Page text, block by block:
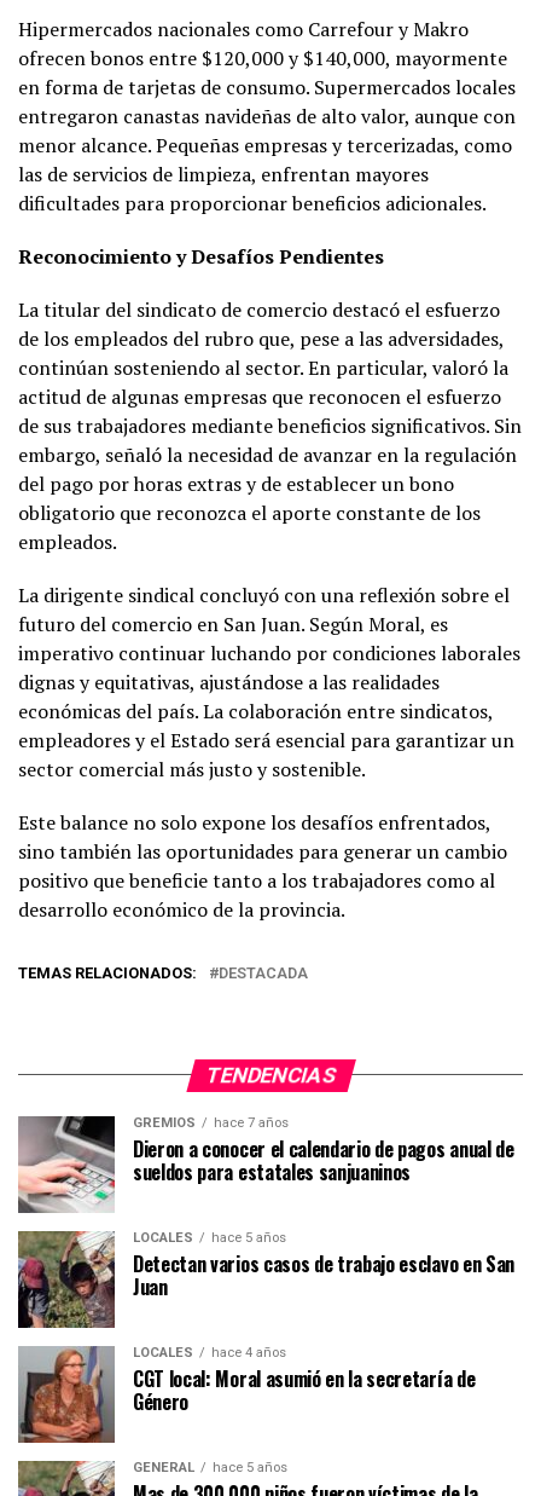
Hipermercados nacionales como Carrefour y Makro
ofrecen bonos entre $120,000 y $140,000, mayormente
en forma de tarjetas de consumo. Supermercados locales
entregaron canastas navideñas de alto valor, aunque con
menor alcance. Pequeñas empresas y tercerizadas, como
las de servicios de limpieza, enfrentan mayores
dificultades para proporcionar beneficios adicionales.
Reconocimiento y Desafíos Pendientes
La titular del sindicato de comercio destacó el esfuerzo
de los empleados del rubro que, pese a las adversidades,
continúan sosteniendo al sector. En particular, valoró la
actitud de algunas empresas que reconocen el esfuerzo
de sus trabajadores mediante beneficios significativos. Sin
embargo, señaló la necesidad de avanzar en la regulación
del pago por horas extras y de establecer un bono
obligatorio que reconozca el aporte constante de los
empleados.
La dirigente sindical concluyó con una reflexión sobre el
futuro del comercio en San Juan. Según Moral, es
imperativo continuar luchando por condiciones laborales
dignas y equitativas, ajustándose a las realidades
económicas del país. La colaboración entre sindicatos,
empleadores y el Estado será esencial para garantizar un
sector comercial más justo y sostenible.
Este balance no solo expone los desafíos enfrentados,
sino también las oportunidades para generar un cambio
positivo que beneficie tanto a los trabajadores como al
desarrollo económico de la provincia.
TEMAS RELACIONADOS: DESTACADA
TENDENCIAS
GREMIOS hace 7 años
Dieron a conocer el calendario de pagos anual de
sueldos para estatales sanjuaninos
LOCALES hace 5 años
Detectan varios casos de trabajo esclavo en San
Juan
LOCALES hace 4 años
CGT local: Moral asumió en la secretaría de
Género
GENERAL hace 5 años